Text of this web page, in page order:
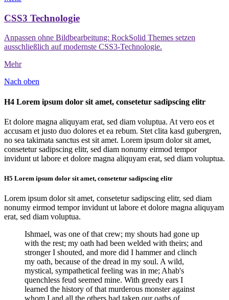
CSS3 Technologie
Anpassen ohne Bildbearbeitung: RockSolid Themes setzen
ausschließlich auf modernste CSS3-Technologie.
Mehr
Nach oben
H4 Lorem ipsum dolor sit amet, consetetur sadipscing elitr
Et dolore magna aliquyam erat, sed diam voluptua. At vero eos et
accusam et justo duo dolores et ea rebum. Stet clita kasd gubergren,
no sea takimata sanctus est sit amet. Lorem ipsum dolor sit amet,
consetetur sadipscing elitr, sed diam nonumy eirmod tempor
invidunt ut labore et dolore magna aliquyam erat, sed diam voluptua.
H5 Lorem ipsum dolor sit amet, consetetur sadipscing elitr
Lorem ipsum dolor sit amet, consetetur sadipscing elitr, sed diam
nonumy eirmod tempor invidunt ut labore et dolore magna aliquyam
erat, sed diam voluptua.
Ishmael, was one of that crew; my shouts had gone up
with the rest; my oath had been welded with theirs; and
stronger I shouted, and more did I hammer and clinch
my oath, because of the dread in my soul. A wild,
mystical, sympathetical feeling was in me; Ahab's
quenchless feud seemed mine. With greedy ears I
learned the history of that murderous monster against